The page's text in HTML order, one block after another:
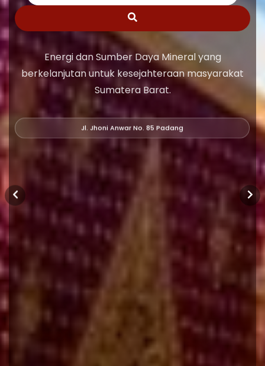
Energi dan Sumber Daya Mineral yang
berkelanjutan untuk kesejahteraan masyarakat
Sumatera Barat.
Jl. Jhoni Anwar No. 85 Padang